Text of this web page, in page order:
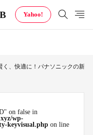
Yahoo!
く、快適に！パナソニックの新
on false in
wp-
keyvisual.phpon line